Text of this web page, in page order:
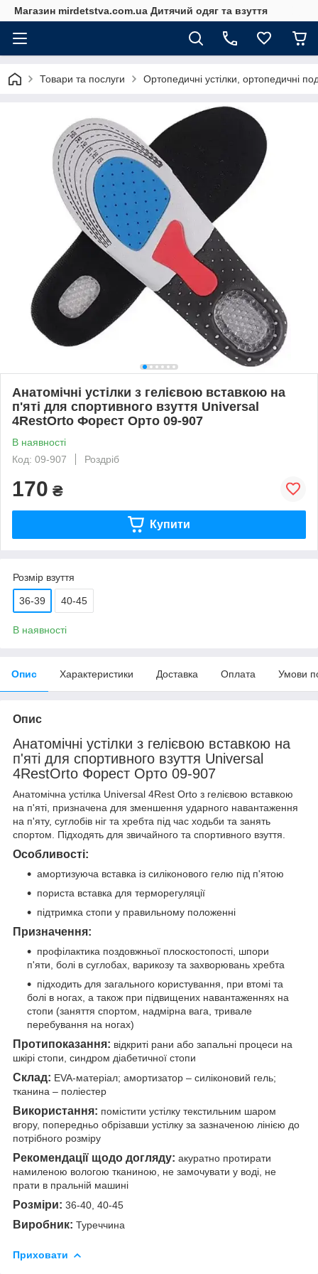
Магазин mirdetstva.com.ua Дитячий одяг та взуття
Товари та послуги Ортопедичні устілки, ортопедичні
Анатомічні устілки з гелієвою вставкою на
п'яті для спортивного взуття Universal
4RestOrto Форест Орто 09-907
В наявності
Код: 09-907
Роздріб
170 ₴
Купити
Розмір взуття
36-39 40-45
В наявності
Опис Характеристики Доставка Оплата Умови
Опис
Анатомічні устілки з гелієвою вставкою на
п'яті для спортивного взуття Universal
4RestOrto Форест Орто 09-907
Анатомічна устілка Universal 4Rest Orto з гелієвою вставкою
на п'яті, призначена для зменшення ударного навантаження
на п'яту, суглобів ніг та хребта під час ходьби та занять
спортом. Підходять для звичайного та спортивного взуття.
Особливості:
амортизуюча вставка із силіконового гелю під п'ятою
пориста вставка для терморегуляції
підтримка стопи у правильному положенні
Призначення:
профілактика поздовжньої плоскостопості, шпори
п'яти, болі в суглобах, варикозу та захворювань хребта
підходить для загального користування, при втомі та
болі в ногах, а також при підвищених навантаженнях на
стопи (заняття спортом, надмірна вага, тривале
перебування на ногах)
Протипоказання: відкриті рани або запальні процеси на
шкірі стопи, синдром діабетичної стопи
Склад: EVA-матеріал; амортизатор – силіконовий гель;
тканина – поліестер
Використання: помістити устілку текстильним шаром
вгору, попередньо обрізавши устілку за зазначеною лінією до
потрібного розміру
Рекомендації щодо догляду: акуратно протирати
намиленою вологою тканиною, не замочувати у воді, не
прати в пральній машині
Розміри: 36-40, 40-45
Виробник: Туреччина
Приховати